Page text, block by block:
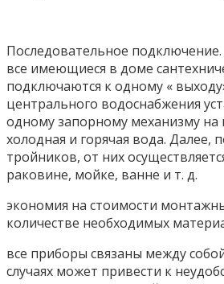
Последовательное
все имеющиеся в доме
подключаются к одному «
центрального водоснабжения
одному запорному механизму
холодная и горячая вода. Далее,
тройников, от них
раковине, мойке, ванне и т. д.
экономия на стоимости
количестве необходимых
все приборы связаны между
случаях может привести к